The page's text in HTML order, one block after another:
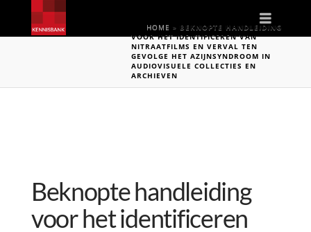
HOME » BEKNOPTE HANDLEIDING
VOOR HET IDENTIFICEREN VAN
NITRAATFILMS EN VERVAL TEN
GEVOLGE HET AZIJNSYNDROOM IN
AUDIOVISUELE COLLECTIES EN
ARCHIEVEN
Beknopte handleiding
voor het identificeren